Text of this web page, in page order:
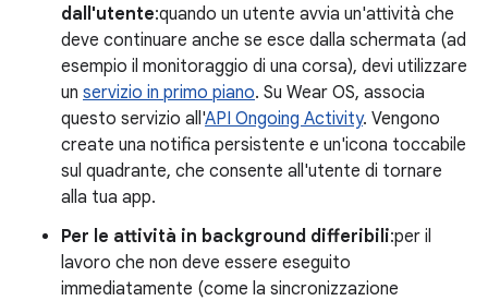
dall'utente:quando un utente avvia un'attività che
deve continuare anche se esce dalla schermata (ad
esempio il monitoraggio di una corsa), devi utilizzare
un servizio in primo piano. Su Wear OS, associa
questo servizio all'API Ongoing Activity. Vengono
create una notifica persistente e un'icona toccabile
sul quadrante, che consente all'utente di tornare
alla tua app.
Per le attività in background differibili:per il
lavoro che non deve essere eseguito
immediatamente (come la sincronizzazione